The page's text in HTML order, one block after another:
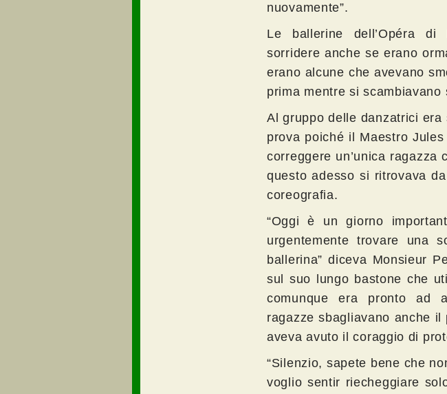
nuovamente”.
Le ballerine dell’Opéra
sorridere anche se erano
erano alcune che avevano
prima mentre si scambiavano
Al gruppo delle danzatrici
prova poiché il Maestro
correggere un’unica
questo adesso si ritrovava
coreografia.
“Oggi è un giorno
urgentemente trovare una
ballerina” diceva Monsieur
sul suo lungo bastone che
comunque era pronto ad
ragazze sbagliavano anche
aveva avuto il coraggio di
“Silenzio, sapete bene che
voglio sentir riecheggiare